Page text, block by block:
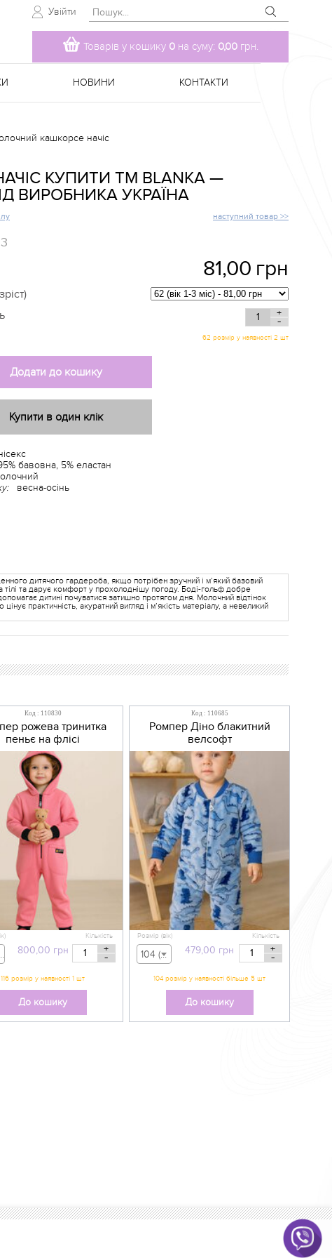
Увійти
Товарів у кошику 0 на суму: 0,00грн.
НОВИНИ КОНТАКТИ
кашкорсе начіс
КУПИТИ TM BLANKA —
ВИРОБНИКА УКРАЇНА
наступний товар >>
81,00 грн
+
-
62 розмір у наявності 2 шт
Додати до кошику
Купити в один клік
бавовна, 5% еластан
весна-осінь
дитячого гардероба, якщо потрібен зручний і м’який базовий
тілі та дарує комфорт у прохолоднішу погоду. Боді-гольф добре
дитині почуватися затишно протягом дня. Молочний відтінок
практичність, акуратний вигляд і м’якість матеріалу, а невеликий
Код : 110830
рожева тринитка
пеньє на флісі
800,00 грн
грн
Кількість
+
-
До кошику
Код : 110685
Ромпер Діно блакитний
велсофт
479,00 грн
Розмір (вік)
104 (вік 3-4 р) - 479,00 грн
Кількість
+
-
До кошику